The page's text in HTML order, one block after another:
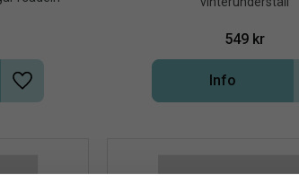
Lägg till i önskelista
549kr
Info